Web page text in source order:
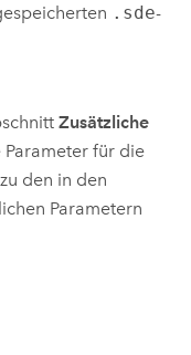
.sde-
Zusätzliche
für die
den in den
Parametern